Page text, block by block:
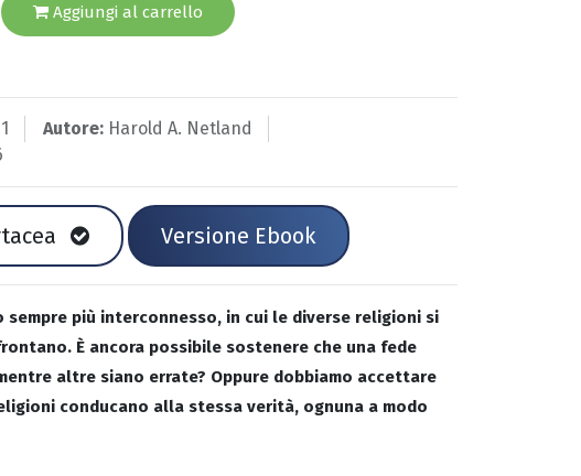
Aggiungi al carrello
Autore: Harold A. Netland
Versione Ebook
sempre più interconnesso, in cui le diverse religioni si
È ancora possibile sostenere che una fede
altre siano errate? Oppure dobbiamo accettare
conducano alla stessa verità, ognuna a modo